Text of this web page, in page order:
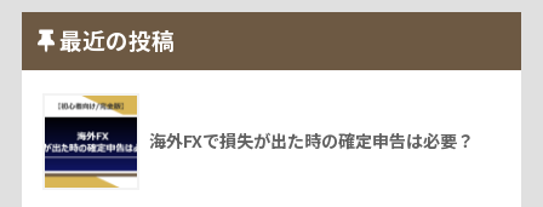
最近の投稿
海外FXで損失が出た時の確定申告は必要？